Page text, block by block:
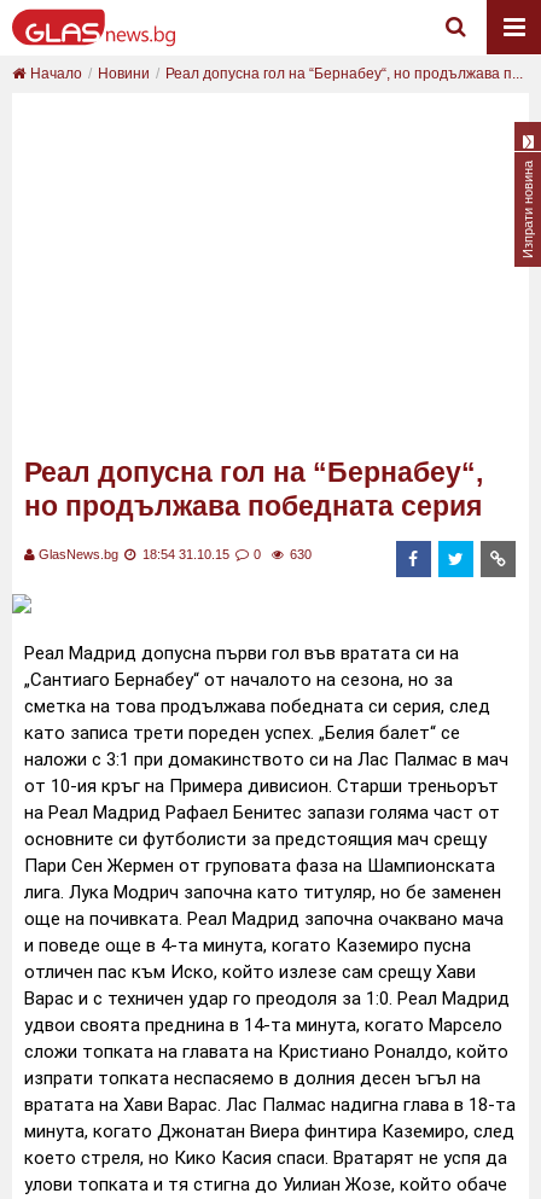
Начало Новини Реал допусна гол на “Бернабеу“, но продължава п...
Реал допусна гол на “Бернабеу“,
но продължава победната серия
GlasNews.bg 18:54 31.10.15 0 630
Реал Мадрид допусна първи гол във вратата си на
„Сантиаго Бернабеу“ от началото на сезона, но за
сметка на това продължава победната си серия, след
като записа трети пореден успех. „Белия балет“ се
наложи с 3:1 при домакинството си на Лас Палмас в мач
от 10-ия кръг на Примера дивисион. Старши треньорът
на Реал Мадрид Рафаел Бенитес запази голяма част от
основните си футболисти за предстоящия мач срещу
Пари Сен Жермен от груповата фаза на Шампионската
лига. Лука Модрич започна като титуляр, но бе заменен
още на почивката. Реал Мадрид започна очаквано мача
и поведе още в 4-та минута, когато Каземиро пусна
отличен пас към Иско, който излезе сам срещу Хави
Варас и с техничен удар го преодоля за 1:0. Реал Мадрид
удвои своята преднина в 14-та минута, когато Марсело
сложи топката на главата на Кристиано Роналдо, който
изпрати топката неспасяемо в долния десен ъгъл на
вратата на Хави Варас. Лас Палмас надигна глава в 18-та
минута, когато Джонатан Виера финтира Каземиро, след
което стреля, но Кико Касия спаси. Вратарят не успя да
улови топката и тя стигна до Уилиан Жозе, който обаче
Изпрати новина